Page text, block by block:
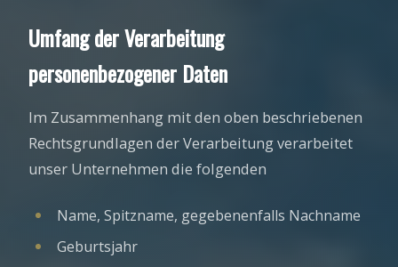
Umfang der Verarbeitung
personenbezogener Daten
Im Zusammenhang mit den oben beschriebenen
Rechtsgrundlagen der Verarbeitung verarbeitet
unser Unternehmen die folgenden
Name, Spitzname, gegebenenfalls Nachname
Geburtsjahr